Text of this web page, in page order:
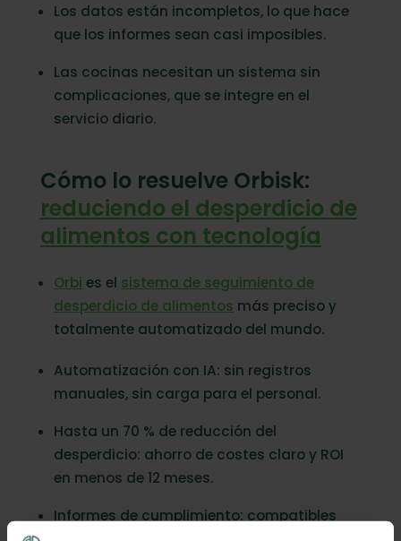
Los datos están incompletos, lo que hace
que los informes sean casi imposibles.
Las cocinas necesitan un sistema sin
complicaciones, que se integre en el
servicio diario.
Cómo lo resuelve Orbisk:
reduciendo el desperdicio de
alimentos con tecnología
Orbi es el sistema de seguimiento de
desperdicio de alimentos más preciso y
totalmente automatizado del mundo.
Automatización con IA: sin registros
manuales, sin carga para el personal.
Hasta un 70 % de reducción del
desperdicio: ahorro de costes claro y ROI
en menos de 12 meses.
Informes de cumplimiento: compatibles